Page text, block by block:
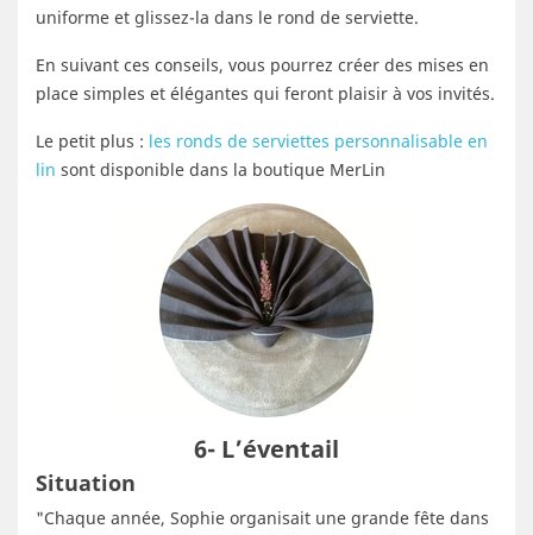
uniforme et glissez-la dans le rond de serviette.
En suivant ces conseils, vous pourrez créer des mises en
place simples et élégantes qui feront plaisir à vos invités.
Le petit plus : les ronds de serviettes personnalisable en
lin sont disponible dans la boutique MerLin
6- L’éventail
Situation
"Chaque année, Sophie organisait une grande fête dans